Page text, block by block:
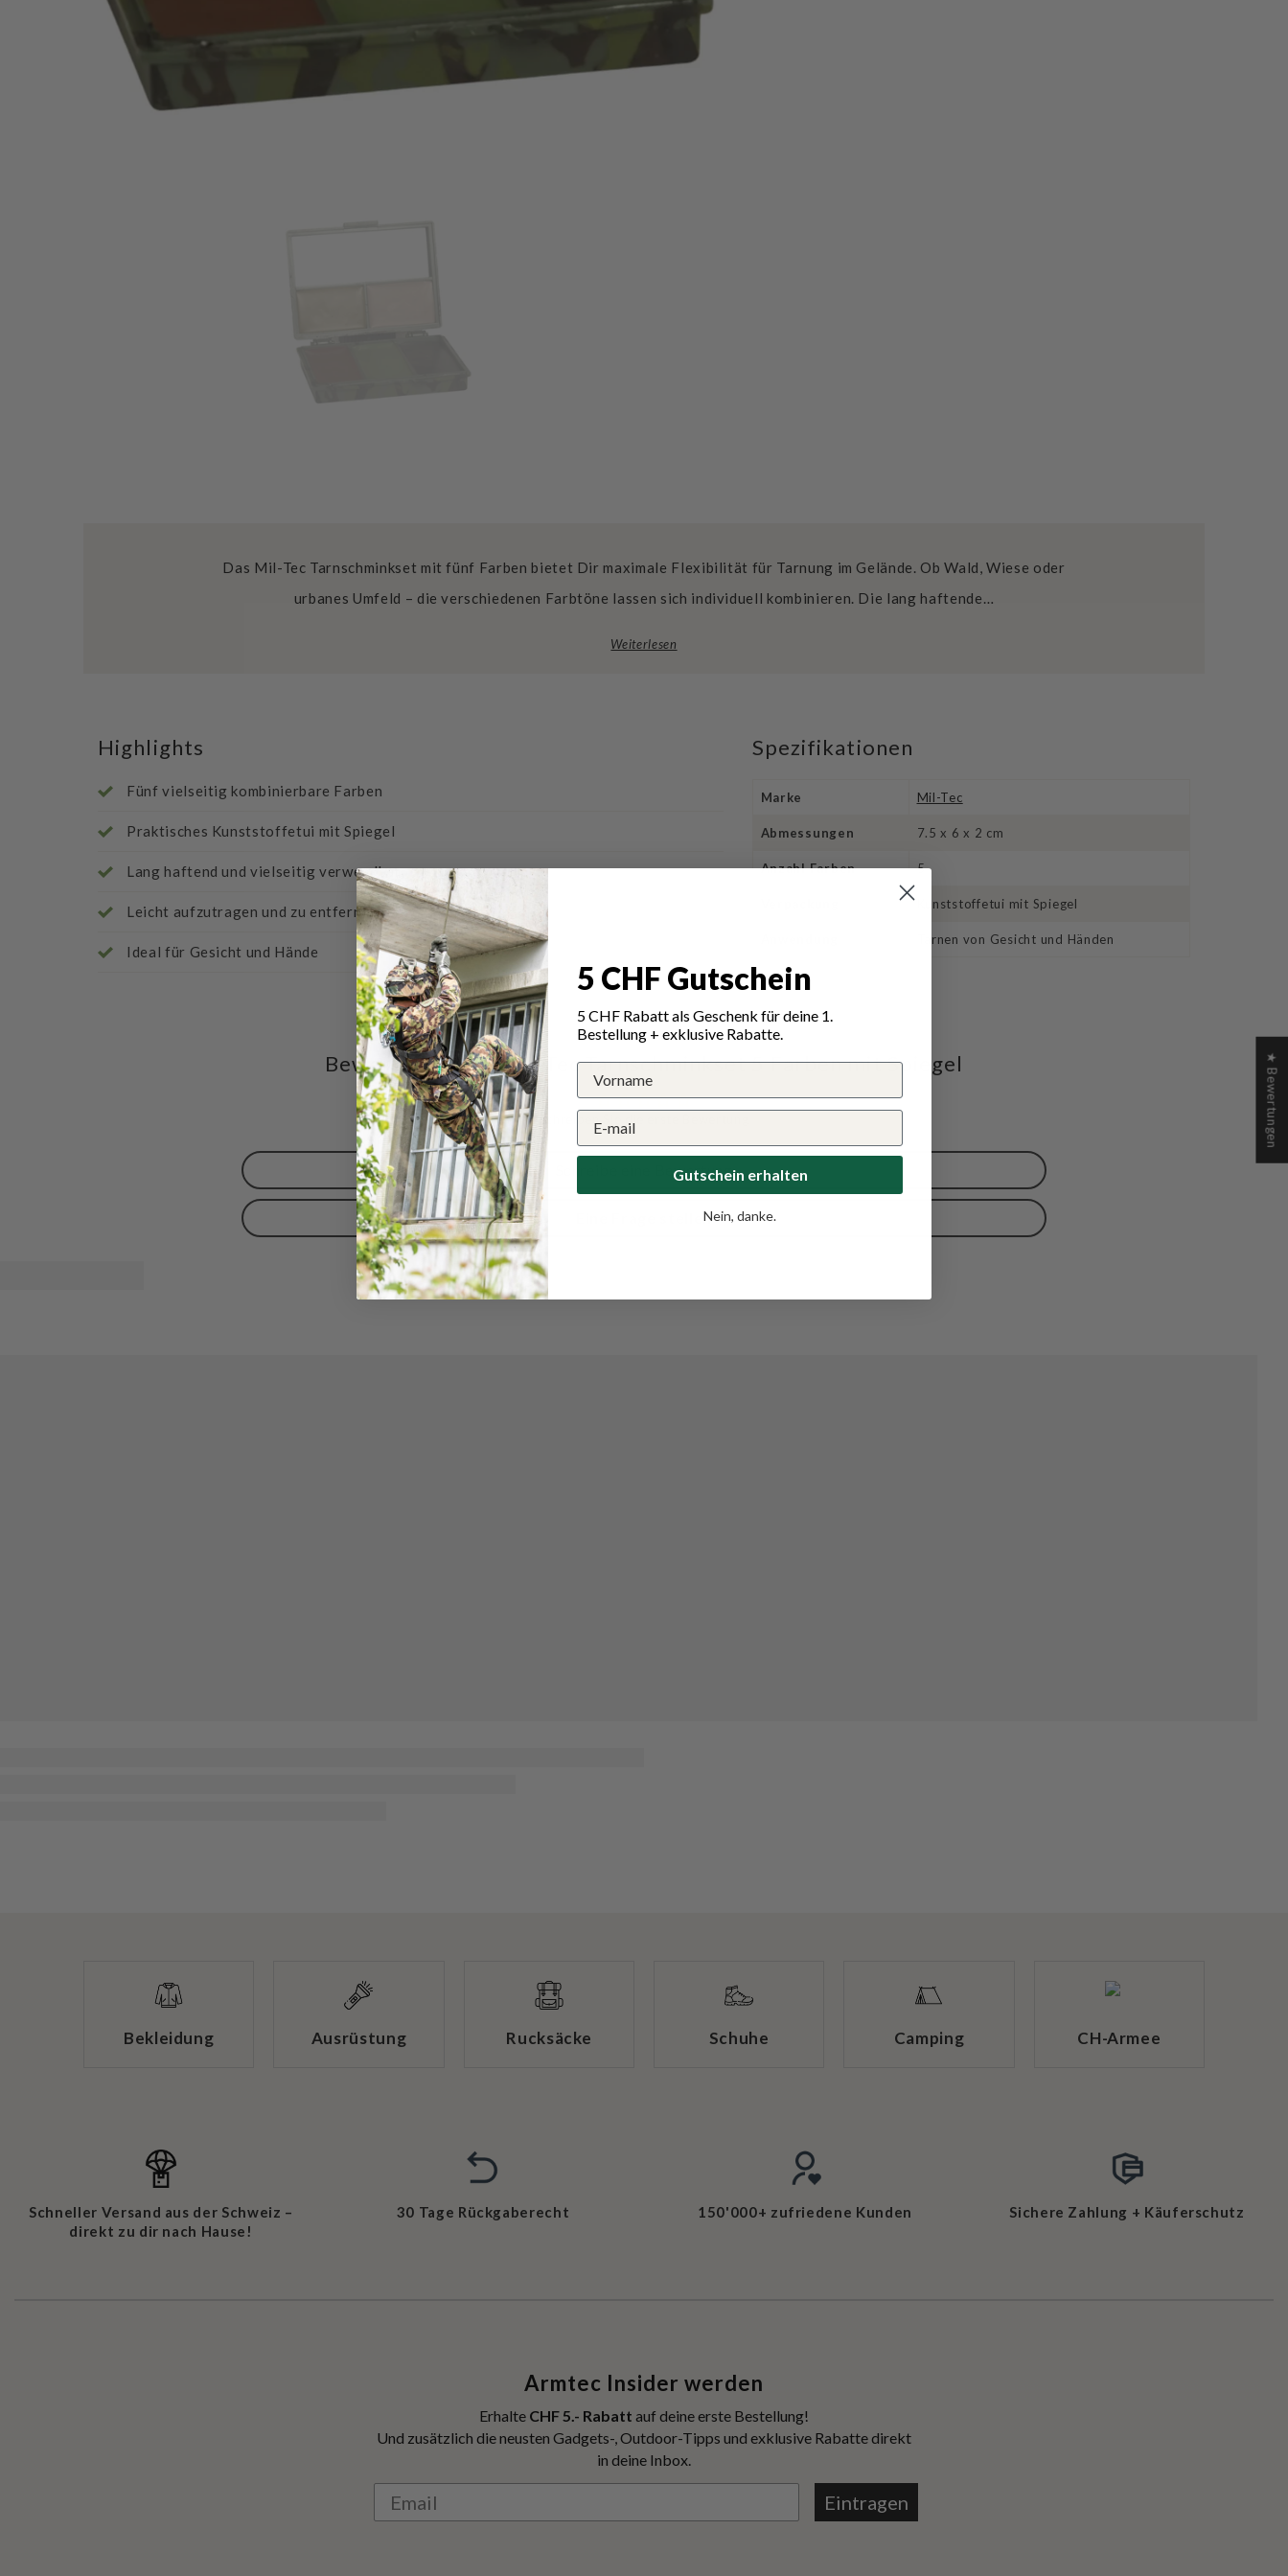
Das Mil-Tec Tarnschminkset mit fünf Farben bietet Dir maximale Flexibilität für Tarnung im Gelände. Ob Wald, Wiese oder
urbanes Umfeld – die verschiedenen Farbtöne lassen sich individuell kombinieren. Die lang haftende…
Weiterlesen
Highlights
Fünf vielseitig kombinierbare Farben
Praktisches Kunststoffetui mit Spiegel
Lang haftend und vielseitig verwendbar
Leicht aufzutragen und zu entfernen
Ideal für Gesicht und Hände
Spezifikationen
Marke Mil-Tec
Abmessungen 7.5 x 6 x 2 cm
Anzahl Farben 5
Kunststoffetui mit Spiegel
Tarnen von Gesicht und Händen
Bewertungen für Mil-Tec Tarnschminkset 5 Farben mit Spiegel
Schreiben Sie die erste Bewertung
Schreibe eine Bewertung
Eine Frage stellen
Bekleidung Ausrüstung Rucksäcke Schuhe Camping CH-Armee
Schneller Versand aus der Schweiz –
direkt zu dir nach Hause!
30 Tage Rückgaberecht 150'000+ zufriedene Kunden Sichere Zahlung + Käuferschutz
Armtec Insider werden
Erhalte CHF 5.- Rabatt auf deine erste Bestellung!
Und zusätzlich die neusten Gadgets-, Outdoor-Tipps und exklusive Rabatte direkt
in deine Inbox.
Eintragen
★ Bewertungen
5 CHF Gutschein
5 CHF Rabatt als Geschenk für deine 1.
Bestellung + exklusive Rabatte.
Gutschein erhalten
Nein, danke.